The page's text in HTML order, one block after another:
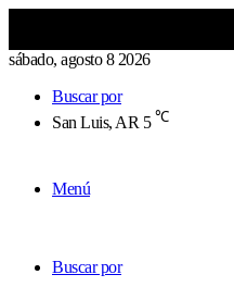
sábado, agosto 8 2026
Buscar por
San Luis, AR 5 ℃
Menú
Buscar por